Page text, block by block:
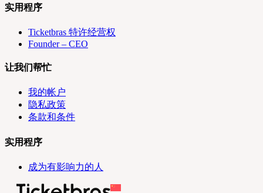
实用程序
Ticketbras 特许经营权
Founder – CEO
让我们帮忙
我的帐户
隐私政策
条款和条件
实用程序
成为有影响力的人